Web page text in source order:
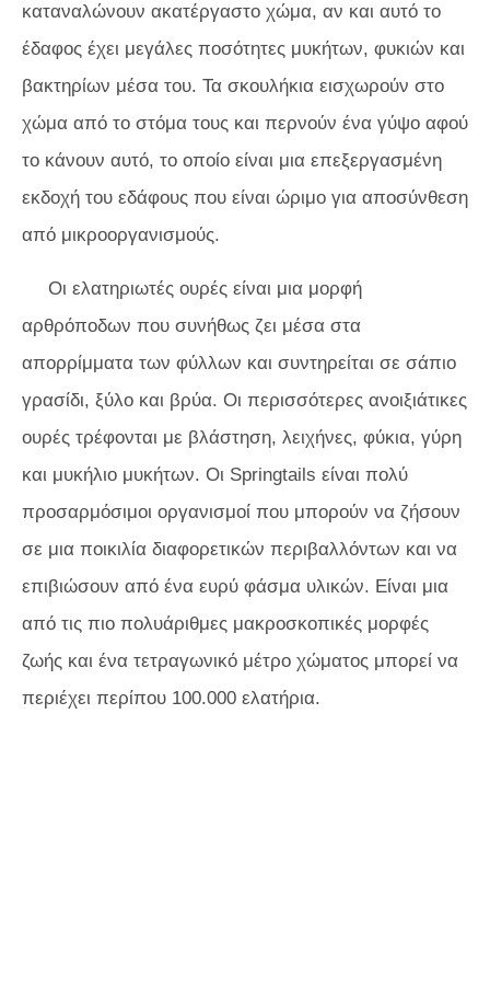
καταναλώνουν ακατέργαστο χώμα, αν και αυτό το
έδαφος έχει μεγάλες ποσότητες μυκήτων, φυκιών και
βακτηρίων μέσα του. Τα σκουλήκια εισχωρούν στο
χώμα από το στόμα τους και περνούν ένα γύψο αφού
το κάνουν αυτό, το οποίο είναι μια επεξεργασμένη
εκδοχή του εδάφους που είναι ώριμο για αποσύνθεση
από μικροοργανισμούς.
Οι ελατηριωτές ουρές είναι μια μορφή
αρθρόποδων που συνήθως ζει μέσα στα
απορρίμματα των φύλλων και συντηρείται σε σάπιο
γρασίδι, ξύλο και βρύα. Οι περισσότερες ανοιξιάτικες
ουρές τρέφονται με βλάστηση, λειχήνες, φύκια, γύρη
και μυκήλιο μυκήτων. Οι Springtails είναι πολύ
προσαρμόσιμοι οργανισμοί που μπορούν να ζήσουν
σε μια ποικιλία διαφορετικών περιβαλλόντων και να
επιβιώσουν από ένα ευρύ φάσμα υλικών. Είναι μια
από τις πιο πολυάριθμες μακροσκοπικές μορφές
ζωής και ένα τετραγωνικό μέτρο χώματος μπορεί να
περιέχει περίπου 100.000 ελατήρια.